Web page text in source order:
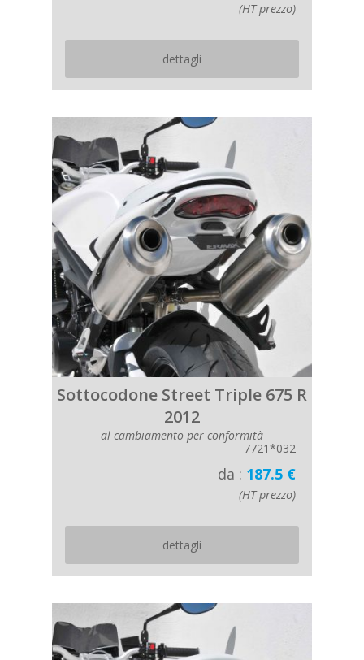
(HT prezzo)
dettagli
Sottocodone Street Triple 675 R
2012
al cambiamento per conformità
7721*032
da : 187.5 €
(HT prezzo)
dettagli